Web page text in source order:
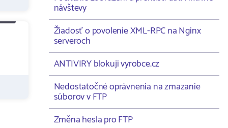
návštevy
Žiadosť o povolenie XML-RPC na Nginx
serveroch
ANTIVIRY blokuji vyrobce.cz
Nedostatočné oprávnenia na zmazanie
súborov v FTP
Změna hesla pro FTP